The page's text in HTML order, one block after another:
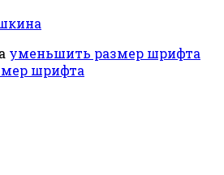
уменьшить размер шрифта
шрифта